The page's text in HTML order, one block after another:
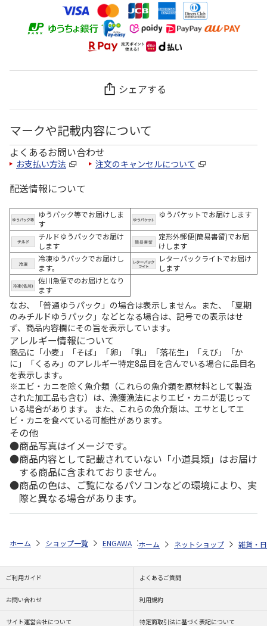
シェアする
マークや記載内容について
よくあるお問い合わせ
お支払い方法 注文のキャンセルについて
配送情報について
ゆうパック等でお届けしま
す
ゆうパケットでお届けします
チルドゆうパックでお届け
します
定形外郵便(簡易書留)でお届
けします
冷凍ゆうパックでお届けし
ます。
レターパックライトでお届け
します
佐川急便でのお届けとなり
ます
なお、「普通ゆうパック」の場合は表示しません。また、「夏期
のみチルドゆうパック」などとなる場合は、記号での表示はせ
ず、商品内容欄にその旨を表示しています。
アレルギー情報について
商品に「小麦」「そば」「卵」「乳」「落花生」「えび」「か
に」「くるみ」のアレルギー特定8品目を含んでいる場合に品目名
を表示します。
※エビ・カニを除く魚介類（これらの魚介類を原材料として製造
された加工品も含む）は、漁獲漁法によりエビ・カニが混じって
いる場合があります。 また、これらの魚介類は、エサとしてエ
ビ・カニを食べている可能性があります。
その他
商品写真はイメージです。
商品内容として記載されていない「小道具類」はお届け
する商品に含まれておりません。
商品の色は、ご覧になるパソコンなどの環境により、実
際と異なる場合があります。
ホーム ショップ一覧 ENGAWA 「ガメラ」60周年記念 メタルキーホ
ホーム ネットショップ 雑貨・
ご利用ガイド よくあるご質問
お問い合わせ 利用規約
サイト運営会社について 特定商取引法に基づく表記について